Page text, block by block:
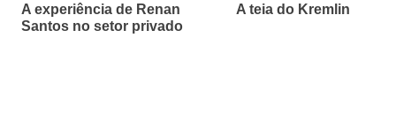
A experiência de Renan
Santos no setor privado
A teia do Kremlin